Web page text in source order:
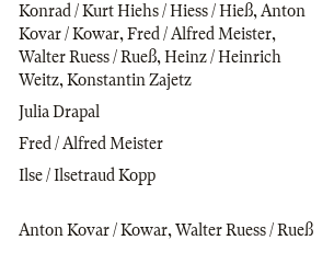
Konrad / Kurt Hiehs / Hiess / Hieß, Anton
Kovar / Kowar, Fred / Alfred Meister,
Walter Ruess / Rueß, Heinz / Heinrich
Weitz, Konstantin Zajetz
Julia Drapal
Fred / Alfred Meister
Ilse / Ilsetraud Kopp
Anton Kovar / Kowar, Walter Ruess / Rueß